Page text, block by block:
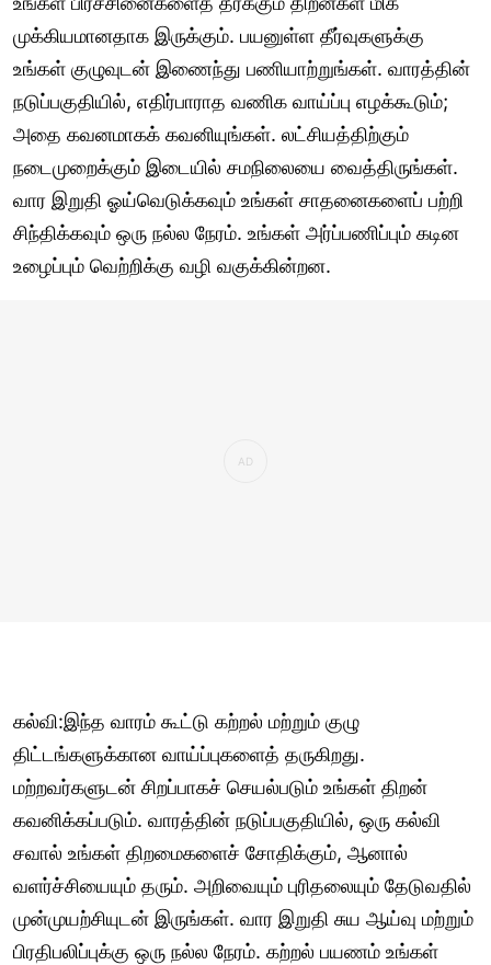
முக்கியமானதாக இருக்கும். பயனுள்ள தீர்வுகளுக்கு
உங்கள் குழுவுடன் இணைந்து பணியாற்றுங்கள். வாரத்தின்
நடுப்பகுதியில், எதிர்பாராத வணிக வாய்ப்பு எழக்கூடும்;
அதை கவனமாகக் கவனியுங்கள். லட்சியத்திற்கும்
நடைமுறைக்கும் இடையில் சமநிலையை வைத்திருங்கள்.
வார இறுதி ஓய்வெடுக்கவும் உங்கள் சாதனைகளைப் பற்றி
சிந்திக்கவும் ஒரு நல்ல நேரம். உங்கள் அர்ப்பணிப்பும் கடின
உழைப்பும் வெற்றிக்கு வழி வகுக்கின்றன.
கல்வி:இந்த வாரம் கூட்டு கற்றல் மற்றும் குழு
திட்டங்களுக்கான வாய்ப்புகளைத் தருகிறது.
மற்றவர்களுடன் சிறப்பாகச் செயல்படும் உங்கள் திறன்
கவனிக்கப்படும். வாரத்தின் நடுப்பகுதியில், ஒரு கல்வி
சவால் உங்கள் திறமைகளைச் சோதிக்கும், ஆனால்
வளர்ச்சியையும் தரும். அறிவையும் புரிதலையும் தேடுவதில்
முன்முயற்சியுடன் இருங்கள். வார இறுதி சுய ஆய்வு மற்றும்
பிரதிபலிப்புக்கு ஒரு நல்ல நேரம். கற்றல் பயணம் உங்கள்